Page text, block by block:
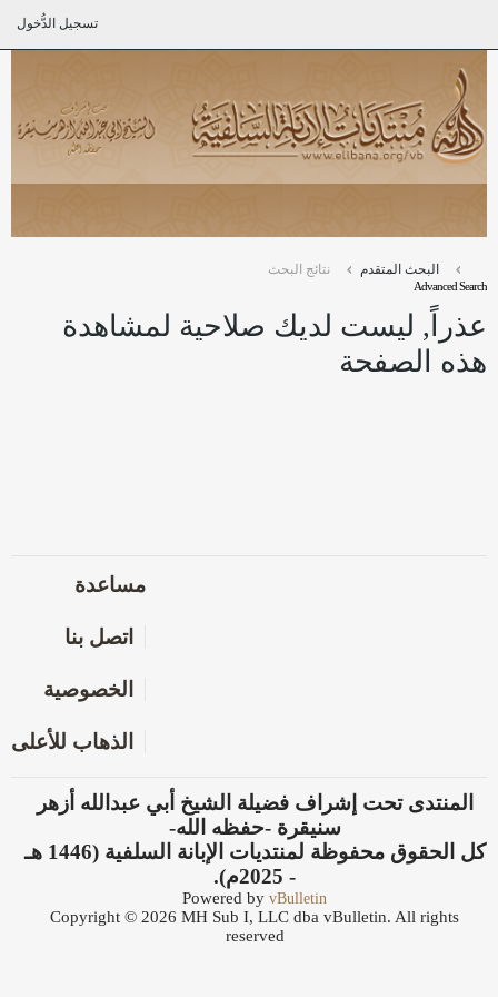
تسجيل الدُّخول
البحث المتقدم نتائج البحث
Advanced Search
عذراً, ليست لديك صلاحية لمشاهدة
هذه الصفحة
مساعدة
اتصل بنا
الخصوصية
الذهاب للأعلى
المنتدى تحت إشراف فضيلة الشيخ أبي عبدالله أزهر
سنيقرة -حفظه الله-
كل الحقوق محفوظة لمنتديات الإبانة السلفية (1446 هـ
- 2025م).
Powered by vBulletin
Copyright © 2026 MH Sub I, LLC dba vBulletin. All rights
reserved